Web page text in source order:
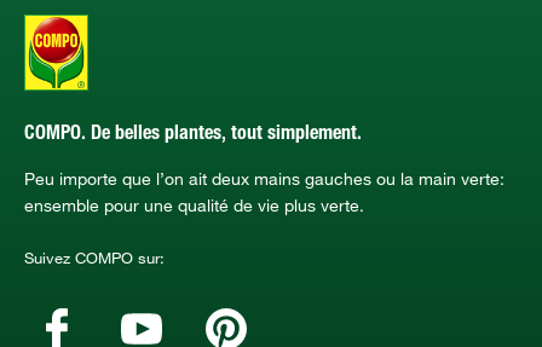
COMPO. De belles plantes, tout simplement.
Peu importe que l’on ait deux mains gauches ou la main verte:
ensemble pour une qualité de vie plus verte.
Suivez COMPO sur: